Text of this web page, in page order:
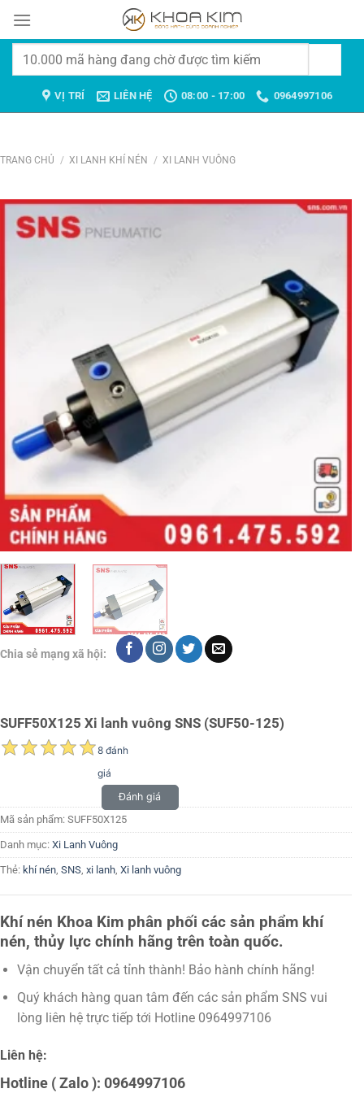
đến
Tìm
VỊ TRÍ LIÊN HỆ 08:00 - 17:00 0964997106
TRANG CHỦ / XI LANH KHÍ NÉN / XI LANH VUÔNG
Chia sẻ mạng xã hội:
SUFF50X125 Xi lanh vuông SNS (SUF50-125)
8 đánh
giá
Đánh giá
Mã sản phẩm: SUFF50X125
Danh mục: Xi Lanh Vuông
Thẻ: khí nén, SNS, xi lanh, Xi lanh vuông
Khí nén Khoa Kim phân phối các sản phẩm khí
nén, thủy lực chính hãng trên toàn quốc.
Vận chuyển tất cả tỉnh thành! Bảo hành chính hãng!
Quý khách hàng quan tâm đến các sản phẩm SNS vui
lòng liên hệ trực tiếp tới Hotline 0964997106
Liên hệ:
Hotline ( Zalo ): 0964997106